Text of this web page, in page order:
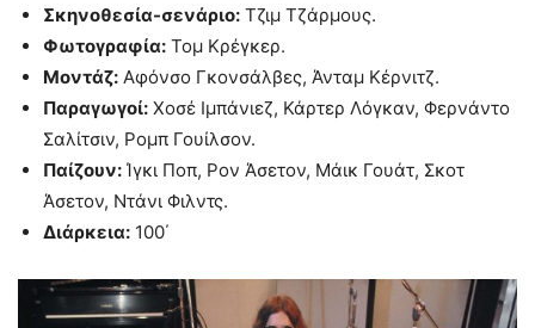
Σκηνοθεσία-σενάριο: Τζιμ Τζάρμους.
Φωτογραφία: Τομ Κρέγκερ.
Μοντάζ: Αφόνσο Γκονσάλβες, Άνταμ Κέρνιτζ.
Παραγωγοί: Χοσέ Ιμπάνιεζ, Κάρτερ Λόγκαν, Φερνάντο
Σαλίτσιν, Ρομπ Γουίλσον.
Παίζουν: Ίγκι Ποπ, Ρον Άσετον, Μάικ Γουάτ, Σκοτ
Άσετον, Ντάνι Φιλντς.
Διάρκεια: 100΄